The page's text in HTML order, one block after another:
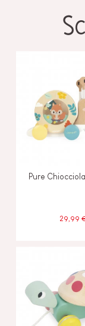
Pure
29,99